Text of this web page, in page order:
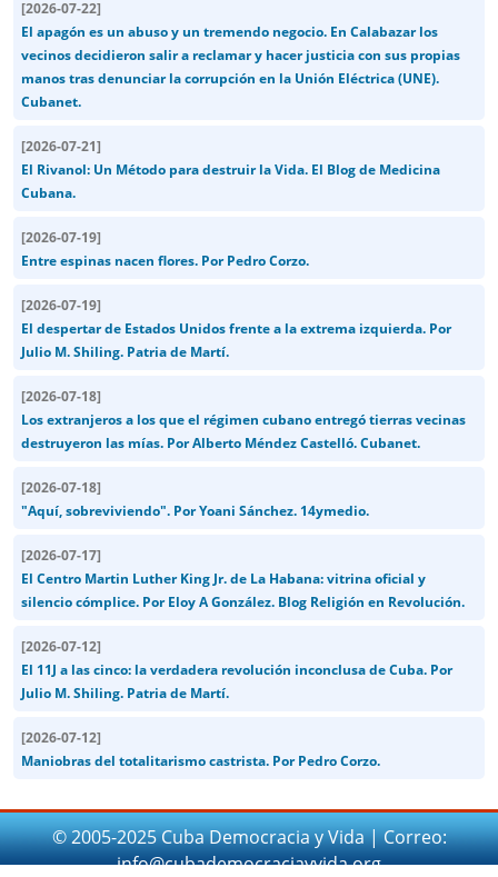
[2026-07-22]
El apagón es un abuso y un tremendo negocio. En Calabazar los
vecinos decidieron salir a reclamar y hacer justicia con sus propias
manos tras denunciar la corrupción en la Unión Eléctrica (UNE).
Cubanet.
[2026-07-21]
El Rivanol: Un Método para destruir la Vida. El Blog de Medicina
Cubana.
[2026-07-19]
Entre espinas nacen flores. Por Pedro Corzo.
[2026-07-19]
El despertar de Estados Unidos frente a la extrema izquierda. Por
Julio M. Shiling. Patria de Martí.
[2026-07-18]
Los extranjeros a los que el régimen cubano entregó tierras vecinas
destruyeron las mías. Por Alberto Méndez Castelló. Cubanet.
[2026-07-18]
"Aquí, sobreviviendo". Por Yoani Sánchez. 14ymedio.
[2026-07-17]
El Centro Martin Luther King Jr. de La Habana: vitrina oficial y
silencio cómplice. Por Eloy A González. Blog Religión en Revolución.
[2026-07-12]
El 11J a las cinco: la verdadera revolución inconclusa de Cuba. Por
Julio M. Shiling. Patria de Martí.
[2026-07-12]
Maniobras del totalitarismo castrista. Por Pedro Corzo.
© 2005-2025 Cuba Democracia y Vida | Correo:
info@cubademocraciayvida.org